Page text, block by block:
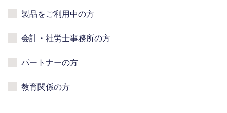
製品をご利用中の方
会計・社労士事務所の方
パートナーの方
教育関係の方